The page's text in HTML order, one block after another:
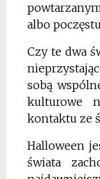
albo
Czy te dwa
sobą
kulturowe
kontaktu ze
Halloween
świata